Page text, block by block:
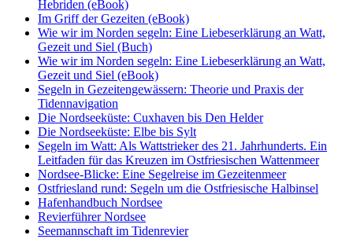
Hebriden (eBook)
Im Griff der Gezeiten (eBook)
Wie wir im Norden segeln: Eine Liebeserklärung an Watt,
Gezeit und Siel (Buch)
Wie wir im Norden segeln: Eine Liebeserklärung an Watt,
Gezeit und Siel (eBook)
Segeln in Gezeitengewässern: Theorie und Praxis der
Tidennavigation
Die Nordseeküste: Cuxhaven bis Den Helder
Die Nordseeküste: Elbe bis Sylt
Segeln im Watt: Als Wattstrieker des 21. Jahrhunderts. Ein
Leitfaden für das Kreuzen im Ostfriesischen Wattenmeer
Nordsee-Blicke: Eine Segelreise im Gezeitenmeer
Ostfriesland rund: Segeln um die Ostfriesische Halbinsel
Hafenhandbuch Nordsee
Revierführer Nordsee
Seemannschaft im Tidenrevier